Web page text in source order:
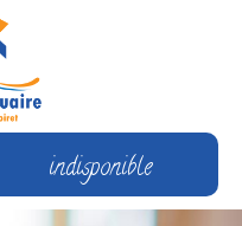
indisponible